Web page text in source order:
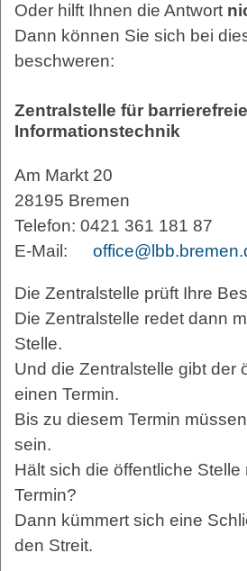
Oder hilft Ihnen die Antwort
Dann können Sie sich bei
beschweren:
Zentralstelle für barrierefreie
Informationstechnik
Am Markt 20
28195 Bremen
Telefon: 0421 361 181 87
E-Mail:
Die Zentralstelle prüft Ihre
Die Zentralstelle redet dann
Stelle.
Und die Zentralstelle gibt der
einen Termin.
Bis zu diesem Termin
sein.
Hält sich die öffentliche Stelle
Termin?
Dann kümmert sich eine
den Streit.